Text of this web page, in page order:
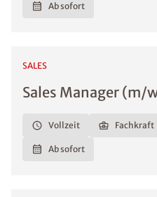
Ab sofort
SALES
Sales Manager (m/
Vollzeit Fachkraft
Ab sofort